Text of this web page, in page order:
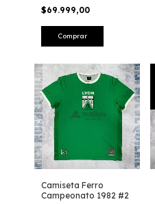
$69.999,00
Comprar
Camiseta Ferro
Campeonato 1982 #2